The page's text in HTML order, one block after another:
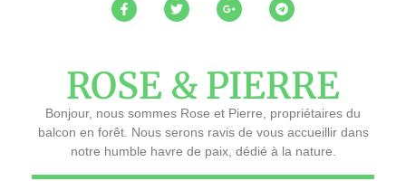
ROSE & PIERRE
Bonjour, nous sommes Rose et Pierre, propriétaires du
balcon en forêt. Nous serons ravis de vous accueillir dans
notre humble havre de paix, dédié à la nature.